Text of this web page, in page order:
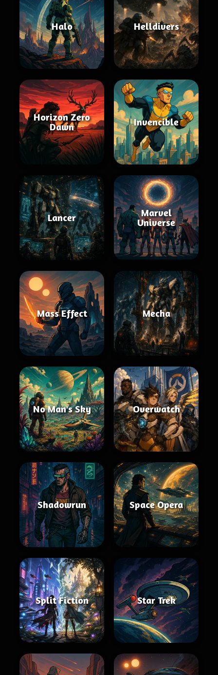
Halo Helldivers
Horizon Zero
Dawn
Invencible
Lancer
Marvel
Universe
Mass Effect Mecha
No Man's Sky Overwatch
Shadowrun Space Opera
Split Fiction Star Trek